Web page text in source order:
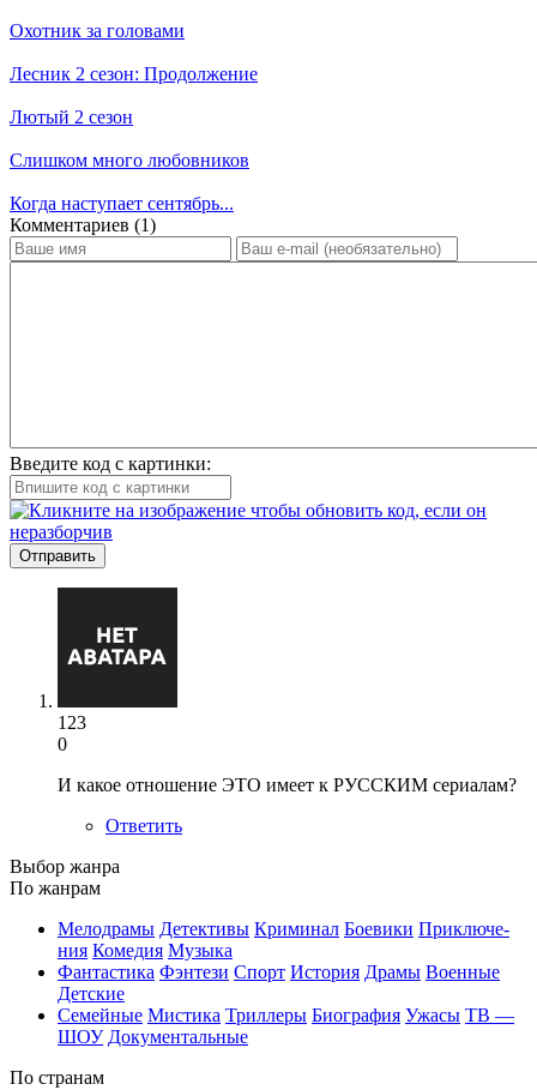
Охотник за головами
Лесник 2 сезон: Продолжение
Лютый 2 сезон
Слишком много любовников
Когда наступает сентябрь...
Ком­мен­та­ри­ев (1)
Введите код с картинки:
Отправить
123
0
И какое отношение ЭТО имеет к РУССКИМ сериалам?
Ответить
Вы­бор жан­ра
По жан­рам
Ме­ло­дра­мы Де­тек­ти­вы Кри­ми­нал Бое­ви­ки При­клю­че­
ния Ко­ме­дия Му­зы­ка
Фан­та­сти­ка Фэн­те­зи Спорт Ис­то­рия Дра­мы Во­ен­ные
Дет­ские
Се­мей­ные Мис­ти­ка Трил­ле­ры Био­гра­фия Ужа­сы ТВ —
ШОУ До­ку­мен­таль­ные
По стра­нам